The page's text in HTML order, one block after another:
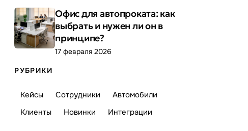
Офис для автопроката: как
выбрать и нужен ли он в
принципе?
17 февраля 2026
РУБРИКИ
Кейсы Сотрудники
Автомобили
Клиенты
Новинки Интеграции